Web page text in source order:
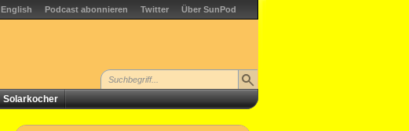
English Podcast abonnieren Twitter Über SunPod
Solarkocher